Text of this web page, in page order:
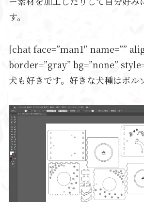
す。
[chat face=”man1″ name=””
border=”gray” bg=”none”
犬も好きです。好きな犬種はボ